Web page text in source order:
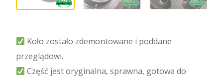
Koło zostało zdemontowane i poddane
przeglądowi.
Część jest oryginalna, sprawna, gotowa do